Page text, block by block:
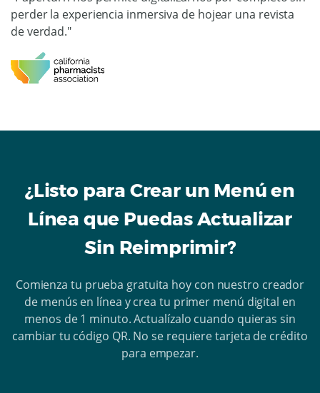
perder la experiencia inmersiva de hojear una revista
de verdad."
¿Listo para Crear un Menú en
Línea que Puedas Actualizar
Sin Reimprimir?
Comienza tu prueba gratuita hoy con nuestro creador
de menús en línea y crea tu primer menú digital en
menos de 1 minuto. Actualízalo cuando quieras sin
cambiar tu código QR. No se requiere tarjeta de crédito
para empezar.